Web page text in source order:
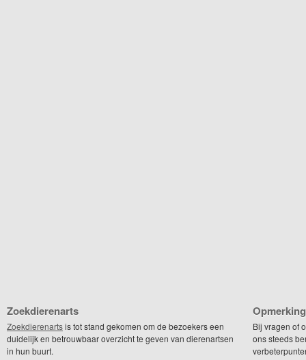
Zoekdierenarts
Zoekdierenartsis tot stand gekomen om de bezoekers een
duidelijk en betrouwbaar overzicht te geven van dierenartsen
in hun buurt.
Bij vragen of
ons steeds